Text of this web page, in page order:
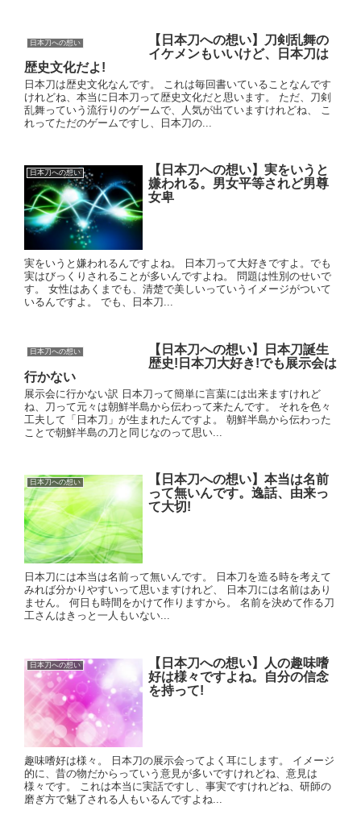
日本刀への想い
【日本刀への想い】刀剣乱舞の
イケメンもいいけど、日本刀は
歴史文化だよ!
日本刀は歴史文化なんです。 これは毎回書いていることなんです
けれどね、本当に日本刀って歴史文化だと思います。 ただ、刀剣
乱舞っていう流行りのゲームで、人気が出ていますけれどね、 こ
れってただのゲームですし、日本刀の...
日本刀への想い
【日本刀への想い】実をいうと
嫌われる。男女平等されど男尊
女卑
実をいうと嫌われるんですよね。 日本刀って大好きですよ。でも
実はびっくりされることが多いんですよね。 問題は性別のせいで
す。 女性はあくまでも、清楚で美しいっていうイメージがついて
いるんですよ。 でも、日本刀...
日本刀への想い
【日本刀への想い】日本刀誕生
歴史!日本刀大好き!でも展示会は
行かない
展示会に行かない訳 日本刀って簡単に言葉には出来ますけれど
ね、刀って元々は朝鮮半島から伝わって来たんです。 それを色々
工夫して「日本刀」が生まれたんですよ。 朝鮮半島から伝わった
ことで朝鮮半島の刀と同じなのって思い...
日本刀への想い
【日本刀への想い】本当は名前
って無いんです。逸話、由来っ
て大切!
日本刀には本当は名前って無いんです。 日本刀を造る時を考えて
みれば分かりやすいって思いますけれど、 日本刀には名前はあり
ません。 何日も時間をかけて作りますから。 名前を決めて作る刀
工さんはきっと一人もいない...
日本刀への想い
【日本刀への想い】人の趣味嗜
好は様々ですよね。自分の信念
を持って!
趣味嗜好は様々。 日本刀の展示会ってよく耳にします。 イメージ
的に、昔の物だからっていう意見が多いですけれどね、意見は
様々です。 これは本当に実話ですし、事実ですけれどね、研師の
磨ぎ方で魅了される人もいるんですよね...